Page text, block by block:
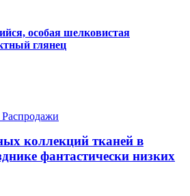
особая шелковистая
глянец
коллекций тканей в
фантастически низких